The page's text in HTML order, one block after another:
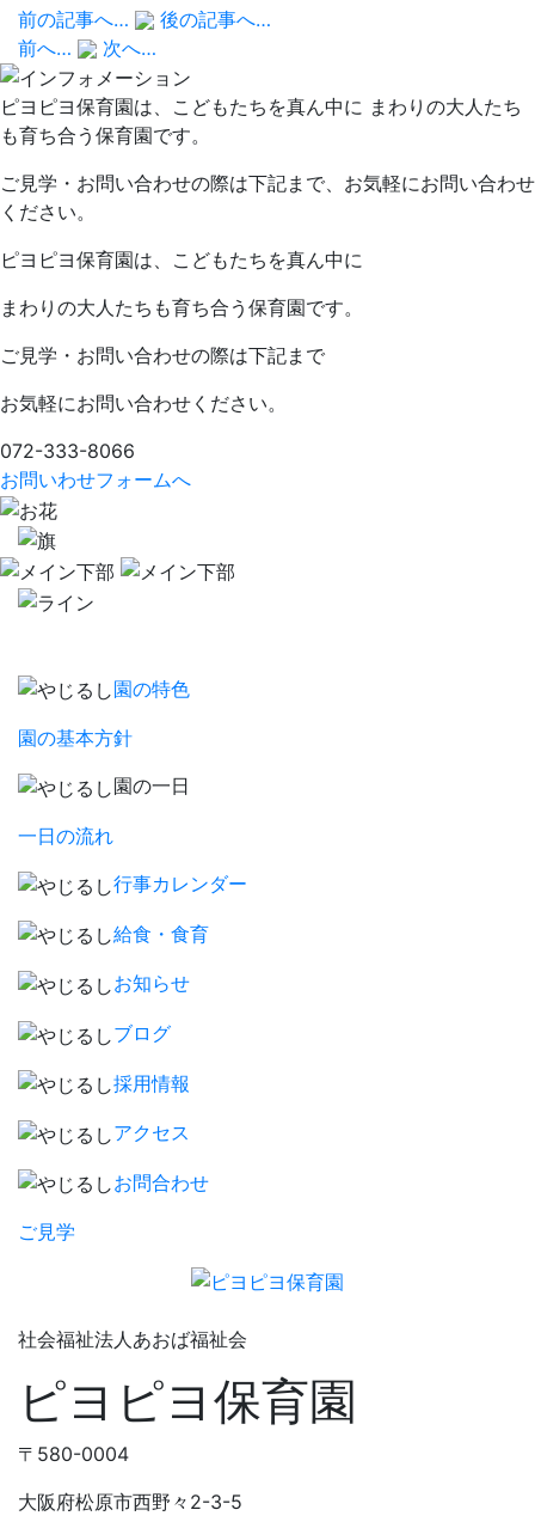
前の記事へ…
後の記事へ…
前へ…
次へ…
ピヨピヨ保育園は、こどもたちを真ん中に まわりの大人たち
も育ち合う保育園です。
ご見学・お問い合わせの際は下記まで、お気軽にお問い合わせ
ください。
ピヨピヨ保育園は、こどもたちを真ん中に
まわりの大人たちも育ち合う保育園です。
ご見学・お問い合わせの際は下記まで
お気軽にお問い合わせください。
072-333-8066
お問いわせフォームへ
園の特色
園の基本方針
園の一日
一日の流れ
行事カレンダー
給食・食育
お知らせ
ブログ
採用情報
アクセス
お問合わせ
ご見学
社会福祉法人あおば福祉会
ピヨピヨ保育園
〒580-0004
大阪府松原市西野々2-3-5